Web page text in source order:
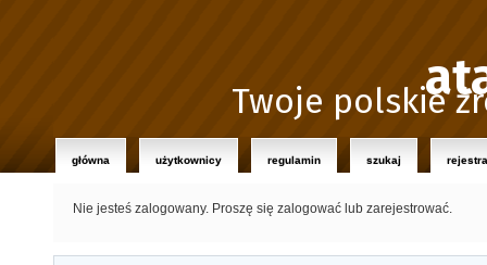
Twoje polskie
główna użytkownicy regulamin szukaj
Nie jesteś zalogowany. Proszę się zalogować lub zarejestrować.